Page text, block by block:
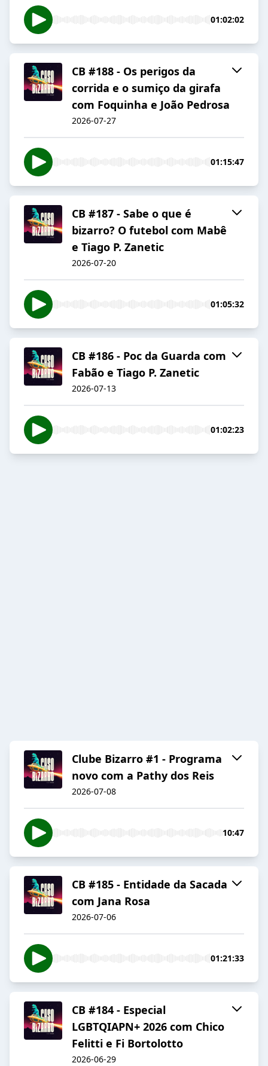
01:02:02
CB #188 - Os perigos da
corrida e o sumiço da girafa
com Foquinha e João Pedrosa
2026-07-27
01:15:47
CB #187 - Sabe o que é
bizarro? O futebol com Mabê
e Tiago P. Zanetic
2026-07-20
01:05:32
CB #186 - Poc da Guarda com
Fabão e Tiago P. Zanetic
2026-07-13
01:02:23
Clube Bizarro #1 - Programa
novo com a Pathy dos Reis
2026-07-08
10:47
CB #185 - Entidade da Sacada
com Jana Rosa
2026-07-06
01:21:33
CB #184 - Especial
LGBTQIAPN+ 2026 com Chico
Felitti e Fi Bortolotto
2026-06-29